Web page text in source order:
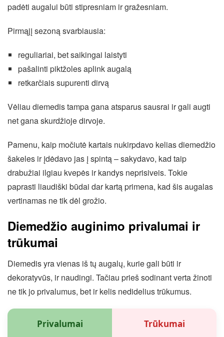
padėti augalui būti stipresniam ir gražesniam.
Pirmąjį sezoną svarbiausia:
reguliariai, bet saikingai laistyti
pašalinti piktžoles aplink augalą
retkarčiais supurenti dirvą
Vėliau diemedis tampa gana atsparus sausrai ir gali augti
net gana skurdžioje dirvoje.
Pamenu, kaip močiutė kartais nukirpdavo kelias diemedžio
šakeles ir įdėdavo jas į spintą – sakydavo, kad taip
drabužiai ilgiau kvepės ir kandys neprisiveis. Tokie
paprasti liaudiški būdai dar kartą primena, kad šis augalas
vertinamas ne tik dėl grožio.
Diemedžio auginimo privalumai ir
trūkumai
Diemedis yra vienas iš tų augalų, kurie gali būti ir
dekoratyvūs, ir naudingi. Tačiau prieš sodinant verta žinoti
ne tik jo privalumus, bet ir kelis nedidelius trūkumus.
Privalumai Trūkumai